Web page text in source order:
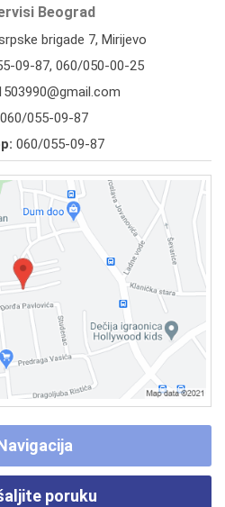
Beograd
brigade 7, Mirijevo
09-87, 060/050-00-25
060/055-09-87
060/055-09-87
poruku